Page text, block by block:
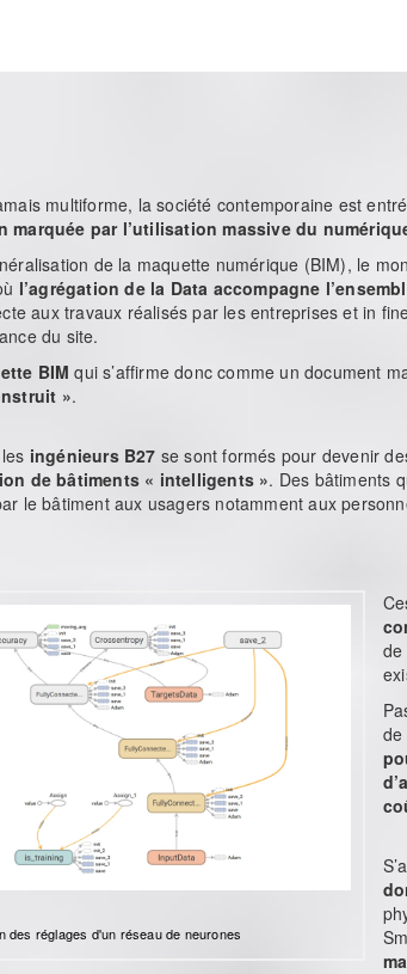
multiforme, la société contemporaine est
marquée par l’utilisation massive du
de la maquette numérique (BIM), le
l’agrégation de la Data accompagne
aux travaux réalisés par les entreprises et in
du site.
BIM qui s’affirme donc comme un document
».
ingénieurs B27 se sont formés pour devenir
de bâtiments « intelligents ». Des bâtiments
le bâtiment aux usagers notamment aux
des réglages d'un réseau de neurones
de
de